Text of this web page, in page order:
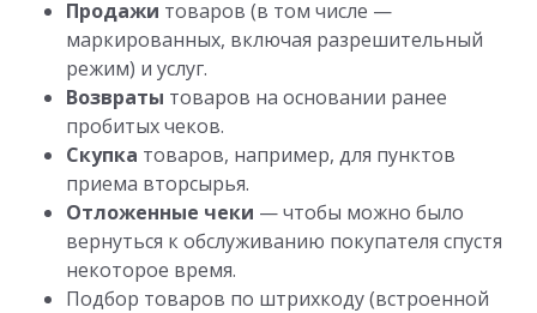
Продажи товаров (в том числе —
маркированных, включая разрешительный
режим) и услуг.
Возвраты товаров на основании ранее
пробитых чеков.
Скупка товаров, например, для пунктов
приема вторсырья.
Отложенные чеки — чтобы можно было
вернуться к обслуживанию покупателя спустя
некоторое время.
Подбор товаров по штрихкоду (встроенной